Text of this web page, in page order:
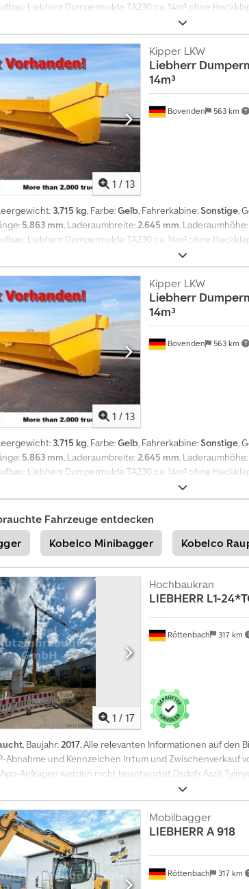
Liebherr Dumpermulde TA230 ca. 14m³ ohne
Lagerbstenad für Liebherr TA230! Die Mulde hat
max. Volumen von ca. 18m³ transportieren! Gewicht ca.
ohne Gewähr da sich die Aufbauten im Zulauf
und Irrtümer vorbehalten! - .
1 / 13
Bovenden 563 km
Kipper LKW
Liebherr
14m³
3.715 kg, Farbe:Gelb, Fahrerkabine:Sonstige,
5.863 mm, Laderaumbreite:2.645 mm, Laderaumhöhe:
Liebherr Dumpermulde TA230 ca. 14m³ ohne
Lagerbstenad für Liebherr TA230! Die Mulde hat
Amysk Gehäuft kann die Mulde ein max. Volumen von
Alle Angaben ohne Gewähr da sich die Aufbauten im
Zwischenverkauf und Irrtümer vorbehalten! - .
1 / 13
Bovenden 563 km
Kipper LKW
Liebherr
14m³
3.715 kg, Farbe:Gelb, Fahrerkabine:Sonstige,
5.863 mm, Laderaumbreite:2.645 mm, Laderaumhöhe:
Liebherr Dumpermulde TA230 ca. 14m³ ohne
Lagerbstenad für Liebherr TA230! Die Mulde hat
Gehäuft kann die Mulde ein max. Volumen von ca. 18m³
Alle Angaben ohne Gewähr da sich die Aufbauten im Zulauf
Zwischenverkauf und Irrtümer vorbehalten! - .
Fahrzeuge entdecken
Kobelco Minibagger Kobelco
1 / 17
Röttenbach 317 km
Hochbaukran
LIEBHERR L1-
, Baujahr:2017, Alle relevanten Informationen auf den
Abnahme und Kennzeichen Irrtum und Zwischenverkauf
Anfragen werden nicht beantwortet Dsdpfx Aszit
Röttenbach 317 km
Mobilbagger
LIEBHERR A 918